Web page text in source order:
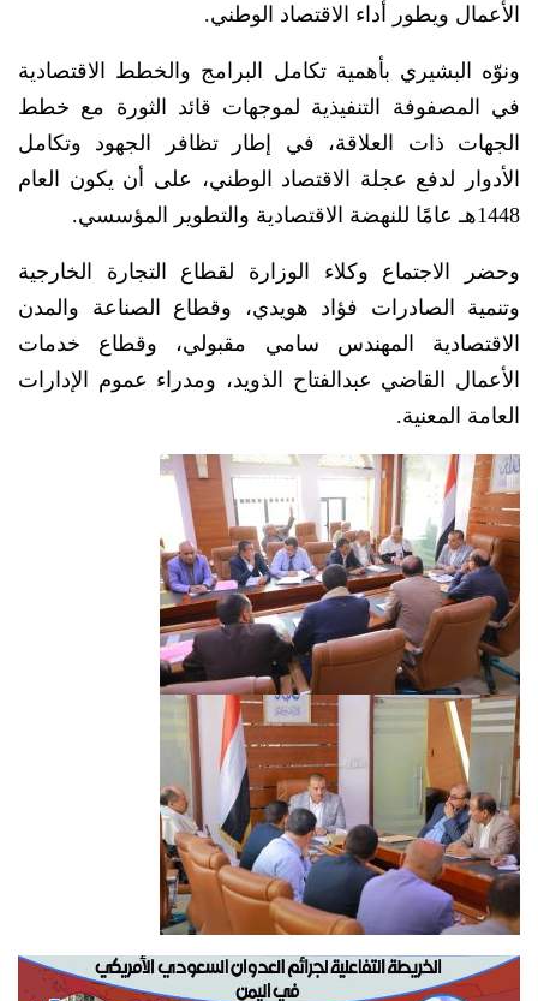
الأعمال ويطور أداء الاقتصاد الوطني.
ونوّه البشيري بأهمية تكامل البرامج والخطط الاقتصادية
في المصفوفة التنفيذية لموجهات قائد الثورة مع خطط
الجهات ذات العلاقة، في إطار تظافر الجهود وتكامل
الأدوار لدفع عجلة الاقتصاد الوطني، على أن يكون العام
1448هـ عامًا للنهضة الاقتصادية والتطوير المؤسسي.
وحضر الاجتماع وكلاء الوزارة لقطاع التجارة الخارجية
وتنمية الصادرات فؤاد هويدي، وقطاع الصناعة والمدن
الاقتصادية المهندس سامي مقبولي، وقطاع خدمات
الأعمال القاضي عبدالفتاح الذويد، ومدراء عموم الإدارات
العامة المعنية.